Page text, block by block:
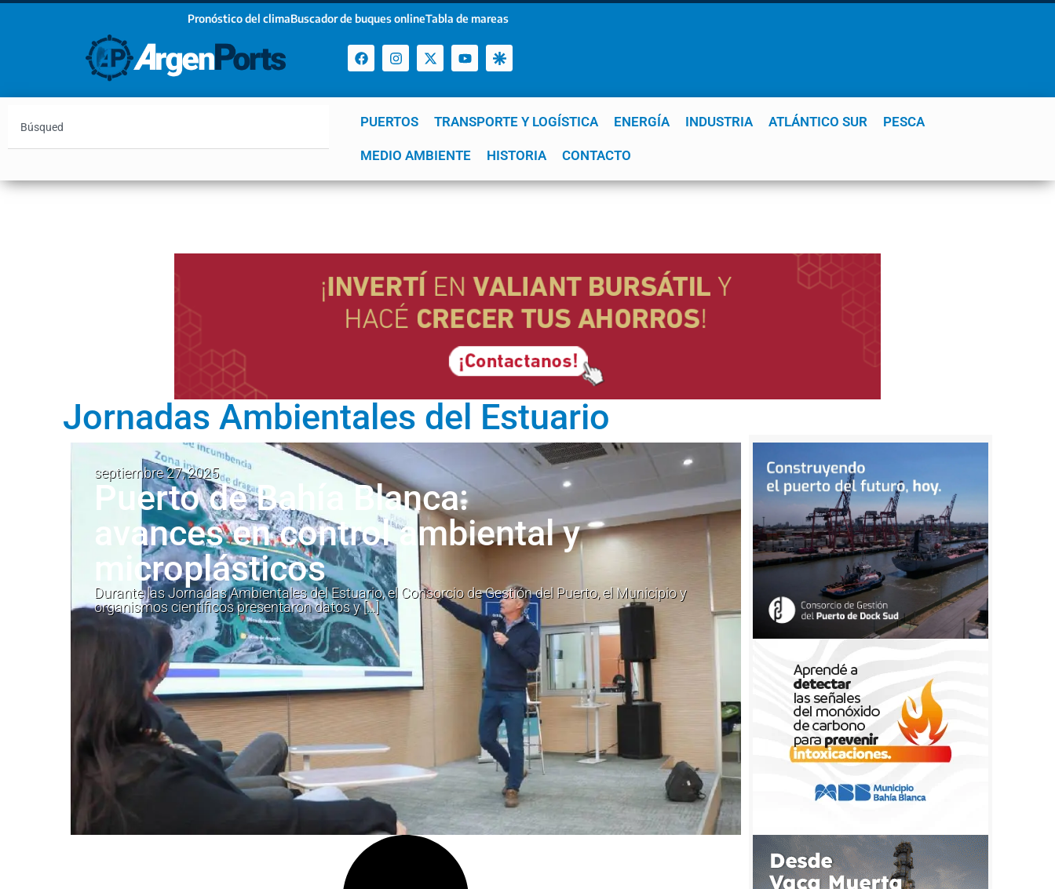
Pronóstico del climaBuscador de buques onlineTabla de mareas
PUERTOS TRANSPORTE Y LOGÍSTICA ENERGÍA INDUSTRIA ATLÁNTICO SUR PESCA
MEDIO AMBIENTE HISTORIA CONTACTO
YPF GNL Mar del Plata Patagonia Quequén
Jornadas Ambientales del Estuario
septiembre 27, 2025
Puerto de Bahía Blanca:
avances en control ambiental y
microplásticos
Durante las Jornadas Ambientales del Estuario, el Consorcio de Gestión del Puerto, el Municipio y
organismos científicos presentaron datos y […]
¡Sumate a nuestro Newsletter!
Email
Estoy de acuerdo con las condiciones y políticas de